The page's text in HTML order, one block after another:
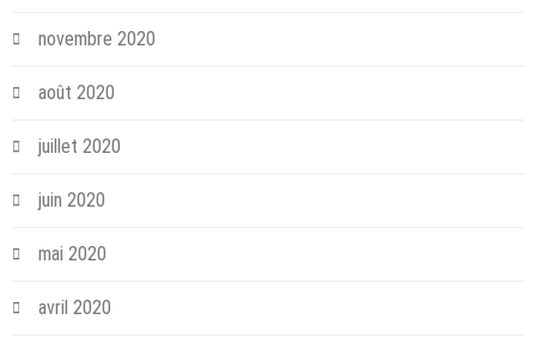
novembre 2020
août 2020
juillet 2020
juin 2020
mai 2020
avril 2020